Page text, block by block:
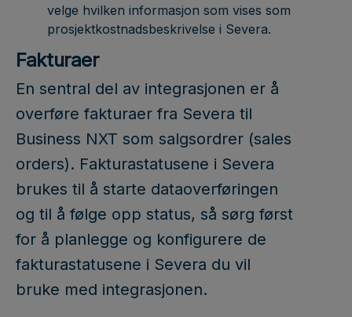
velge hvilken informasjon som vises som
prosjektkostnadsbeskrivelse i Severa.
Fakturaer
En sentral del av integrasjonen er å
overføre fakturaer fra Severa til
Business NXT som salgsordrer (sales
orders). Fakturastatusene i Severa
brukes til å starte dataoverføringen
og til å følge opp status, så sørg først
for å planlegge og konfigurere de
fakturastatusene i Severa du vil
bruke med integrasjonen.